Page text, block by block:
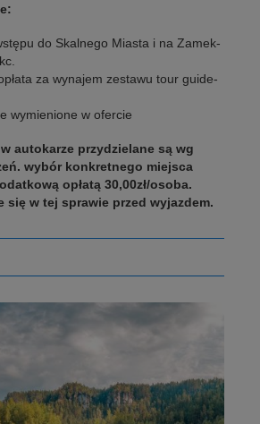
do Skalnego Miasta i na Zamek-
za wynajem zestawu tour guide-
wymienione w ofercie
autokarze przydzielane są wg
wybór konkretnego miejsca
opłatą 30,00zł/osoba.
się w tej sprawie przed wyjazdem.